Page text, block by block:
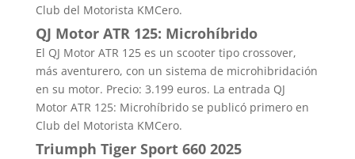
Club del Motorista KMCero.
QJ Motor ATR 125: Microhíbrido
El QJ Motor ATR 125 es un scooter tipo crossover,
más aventurero, con un sistema de microhibridación
en su motor. Precio: 3.199 euros. La entrada QJ
Motor ATR 125: Microhíbrido se publicó primero en
Club del Motorista KMCero.
Triumph Tiger Sport 660 2025